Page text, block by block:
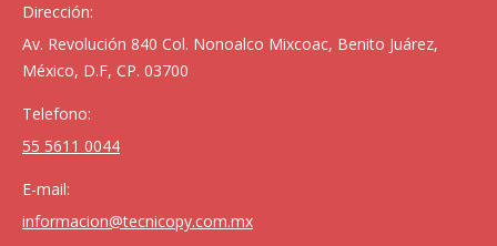
Dirección:
Av. Revolución 840 Col. Nonoalco Mixcoac, Benito Juárez,
México, D.F, CP. 03700
Telefono:
55 5611 0044
E-mail:
informacion@tecnicopy.com.mx